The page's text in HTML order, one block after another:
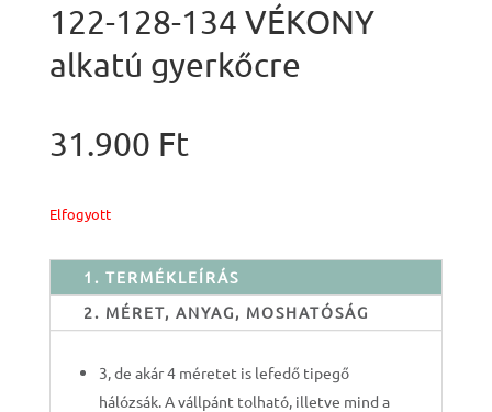
122-128-134 VÉKONY
alkatú gyerkőcre
31.900 Ft
Elfogyott
1. TERMÉKLEÍRÁS
2. MÉRET, ANYAG, MOSHATÓSÁG
3, de akár 4 méretet is lefedő tipegő
hálózsák. A vállpánt tolható, illetve mind a